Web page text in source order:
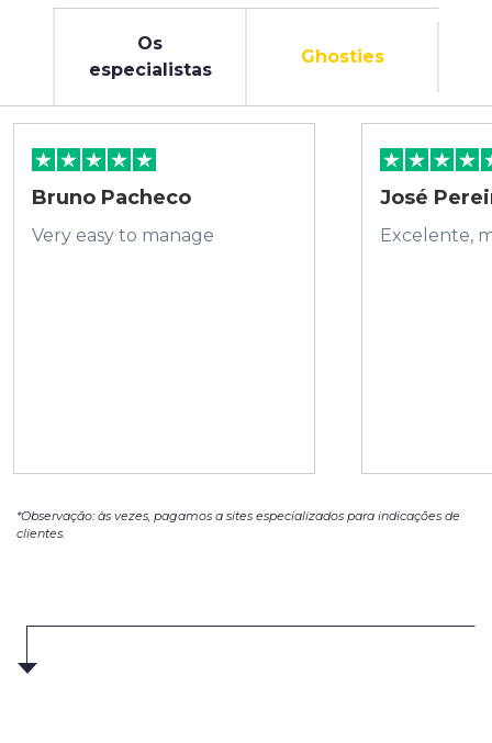
Os
especialistas
Ghosties
Bruno Pacheco
Very easy to manage
José
Excelente,
*Observação: às vezes, pagamos a sites especializados para indicações de
clientes.